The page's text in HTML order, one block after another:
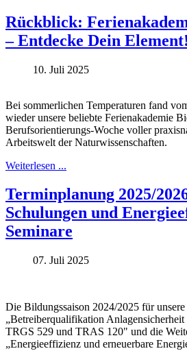
Rückblick:
– Entdecke Dein Element!
10. Juli 2025
Bei sommerlichen Temperaturen fand
wieder unsere beliebte Ferienakademie
Berufsorientierungs-Woche voller
Arbeitswelt der Naturwissenschaften.
Weiterlesen ...
Terminplanung 2025/
Schulungen und
Seminare
07. Juli 2025
Die Bildungssaison 2024/2025 für
„Betreiberqualifikation
TRGS 529 und TRAS 120" und die
„Energieeffizienz und erneuerbare